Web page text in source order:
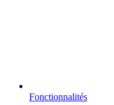
Fonctionnalités